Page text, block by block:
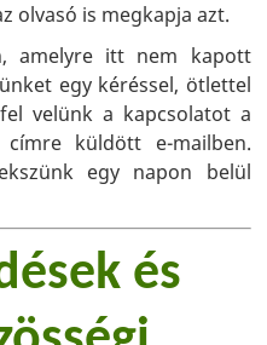
olvasó is megkapja azt.
amelyre itt nem kapott
egy kéréssel, ötlettel
velünk a kapcsolatot a
címre küldött e-mailben.
egy napon belül
és